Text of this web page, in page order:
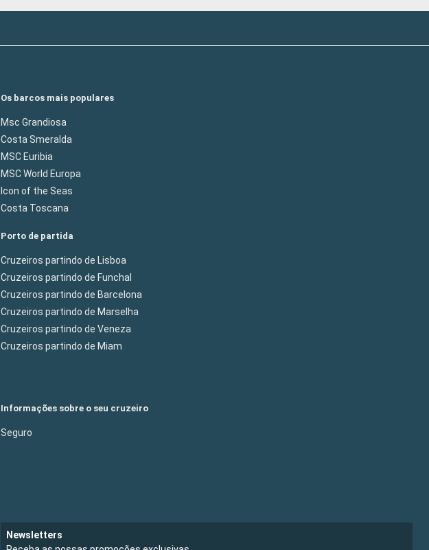
Os barcos mais populares
Msc Grandiosa
Costa Smeralda
MSC Euribia
MSC World Europa
Icon of the Seas
Costa Toscana
Porto de partida
Cruzeiros partindo de Lisboa
Cruzeiros partindo de Funchal
Cruzeiros partindo de Barcelona
Cruzeiros partindo de Marselha
Cruzeiros partindo de Veneza
Cruzeiros partindo de Miam
Informações sobre o seu cruzeiro
Seguro
Newsletters